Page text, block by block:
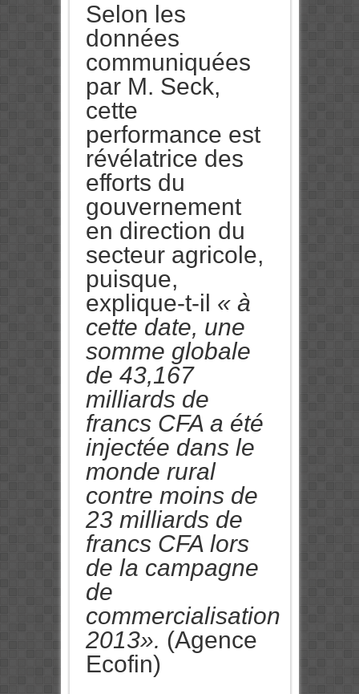
Selon les
données
communiquées
par M. Seck,
cette
performance est
révélatrice des
efforts du
gouvernement
en direction du
secteur agricole,
puisque,
explique-t-il « à
cette date, une
somme globale
de 43,167
milliards de
francs CFA a été
injectée dans le
monde rural
contre moins de
23 milliards de
francs CFA lors
de la campagne
de
commercialisation
2013». (Agence
Ecofin)